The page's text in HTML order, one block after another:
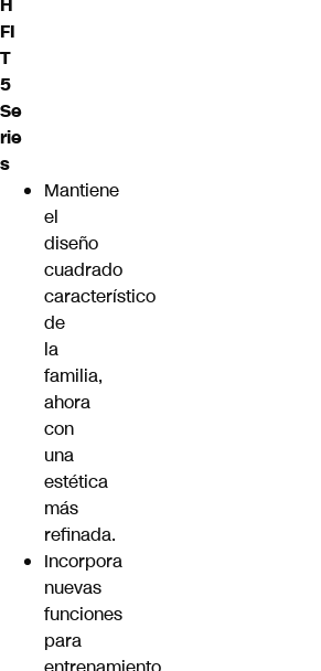
FI
T
5
Se
rie
s
Mantiene
el
diseño
cuadrado
característico
de
la
familia,
ahora
con
una
estética
más
refinada.
Incorpora
nuevas
funciones
para